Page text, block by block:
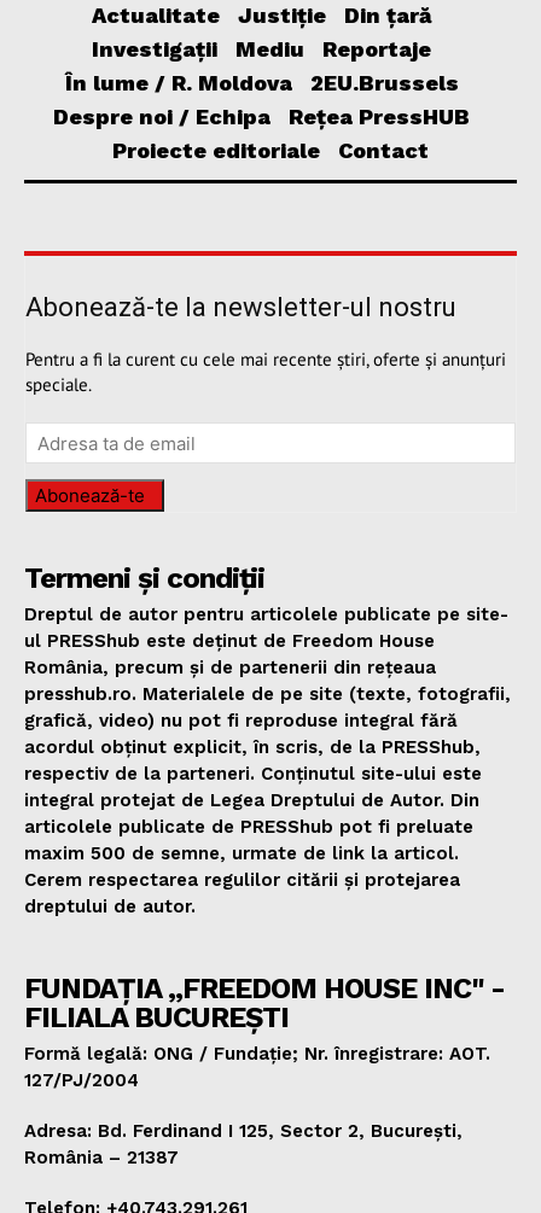
Actualitate Justiție
Din țară
Investigații
Mediu
Reportaje
În lume / R. Moldova
2EU.Brussels
Despre noi / Echipa
Rețea PressHUB
Proiecte editoriale
Contact
Abonează-te la newsletter-ul nostru
Pentru a fi la curent cu cele mai recente știri, oferte și anunțuri
speciale.
Abonează-te
Termeni și condiții
Dreptul de autor pentru articolele publicate pe site-
ul PRESShub este deținut de Freedom House
România, precum și de partenerii din rețeaua
presshub.ro. Materialele de pe site (texte, fotografii,
grafică, video) nu pot fi reproduse integral fără
acordul obținut explicit, în scris, de la PRESShub,
respectiv de la parteneri. Conținutul site-ului este
integral protejat de Legea Dreptului de Autor. Din
articolele publicate de PRESShub pot fi preluate
maxim 500 de semne, urmate de link la articol.
Cerem respectarea regulilor citării și protejarea
dreptului de autor.
FUNDAȚIA „FREEDOM HOUSE INC" -
FILIALA BUCUREȘTI
Formă legală: ONG / Fundație; Nr. înregistrare: AOT.
127/PJ/2004
Adresa: Bd. Ferdinand I 125, Sector 2, București,
România – 21387